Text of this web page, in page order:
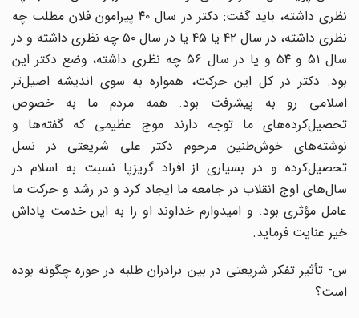
نظری داشته، باید گفت: دکتر در سال ۴۰ پیرامون فلان مطلب چه
نظری داشته، در سال ۴۲ یا ۴۵ یا در سال ۵۰ چه نظری داشته و در
سال ۵۱ و ۵۴ و یا در سال ۵۶ چه نظری داشته، وضع دکتر این
بود. دکتر در کل این حرکت، همواره به سوی اندیشه اصیل‌تر
اسلامی رو به پیشرفت بود. همه مردم ما به خصوص
تحصیل‌کرده‌های ما توجه دارند موج عظیمی که گفته‌ها و
نوشته‌های خوش‌طنین مرحوم دکتر علی شریعتی در نسل
تحصیل‌کرده و در بسیاری از افراد گریزپا نسبت به اسلام در
سال‌های اوج انقلاب در جامعه ما ایجاد کرد و در رشد و حرکت ما
عامل مؤثری بود. و امیدوارم خداوند او را به این خدمت پاداش
خیر عنایت فرماید.
س- تأثیر تفکر شریعتی در بین برادران طلبه در حوزه چگونه بوده
است؟